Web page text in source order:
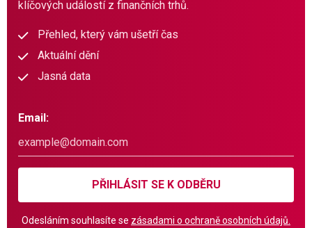
klíčových událostí z finančních trhů.
Přehled, který vám ušetří čas
Aktuální dění
Jasná data
Email:
PŘIHLÁSIT SE K ODBĚRU
Odesláním souhlasíte se zásadami o ochraně osobních údajů.